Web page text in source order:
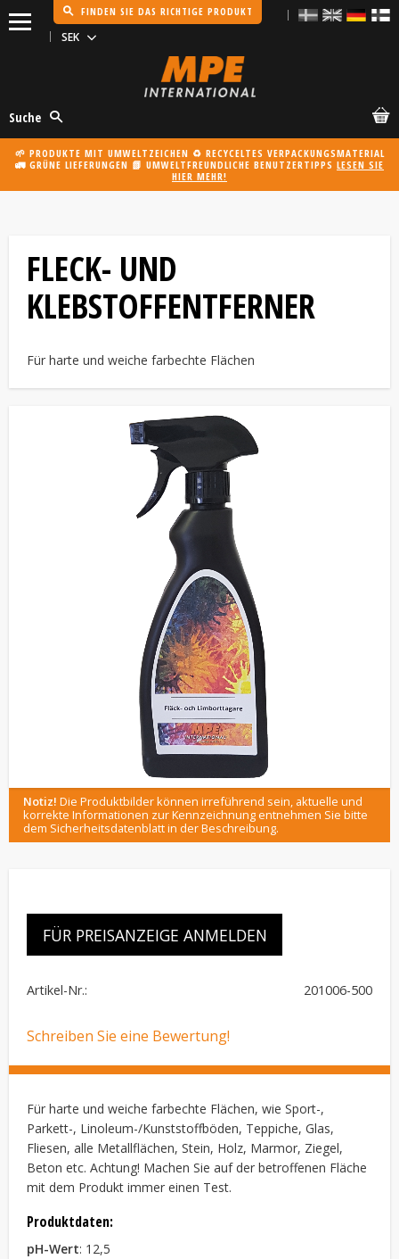
FINDEN SIE DAS RICHTIGE PRODUKT
Suche
🌱 PRODUKTE MIT UMWELTZEICHEN ♻️ RECYCELTES VERPACKUNGSMATERIAL
🚛 GRÜNE LIEFERUNGEN 📗 UMWELTFREUNDLICHE BENUTZERTIPPS LESEN SIE
HIER MEHR!
FLECK- UND
KLEBSTOFFENTFERNER
Für harte und weiche farbechte Flächen
Notiz! Die Produktbilder können irreführend sein, aktuelle und
korrekte Informationen zur Kennzeichnung entnehmen Sie bitte
dem Sicherheitsdatenblatt in der Beschreibung.
FÜR PREISANZEIGE ANMELDEN
Artikel-Nr. 201006-500
Schreiben Sie eine Bewertung!
Für harte und weiche farbechte Flächen, wie Sport-,
Parkett-, Linoleum-/Kunststoffböden, Teppiche, Glas,
Fliesen, alle Metallflächen, Stein, Holz, Marmor, Ziegel,
Beton etc. Achtung! Machen Sie auf der betroffenen Fläche
mit dem Produkt immer einen Test.
Produktdaten:
pH-Wert: 12,5